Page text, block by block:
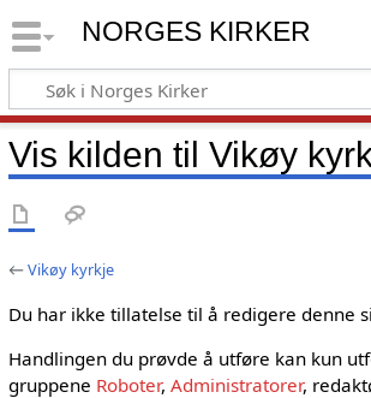
NORGES KIRKER
Vis kilden til Vikøy
←Vikøy kyrkje
Du har ikke tillatelse til å redigere denne
Handlingen du prøvde å utføre kan kun
gruppene Roboter, Administratorer,